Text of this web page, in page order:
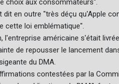
choix aux consommateurs".
dit en outre "très déçu qu'Apple
cette loi emblématique".
l'entreprise américaine s'était
de repousser le lancement
du DMA.
contestées par la